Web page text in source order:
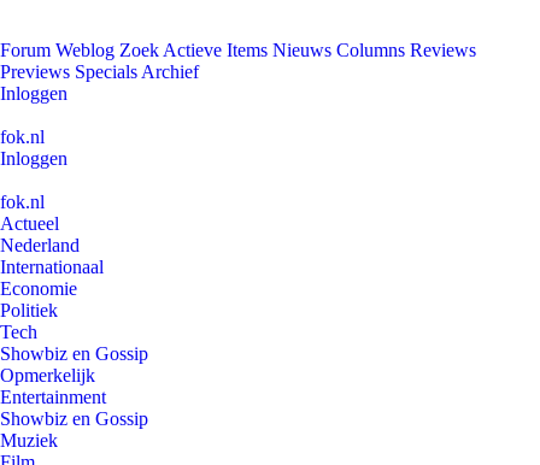
Forum Weblog Zoek Actieve Items Nieuws Columns Reviews
Previews Specials Archief
Inloggen
fok.nl
Inloggen
fok.nl
Actueel
Nederland
Internationaal
Economie
Politiek
Tech
Showbiz en Gossip
Opmerkelijk
Entertainment
Showbiz en Gossip
Muziek